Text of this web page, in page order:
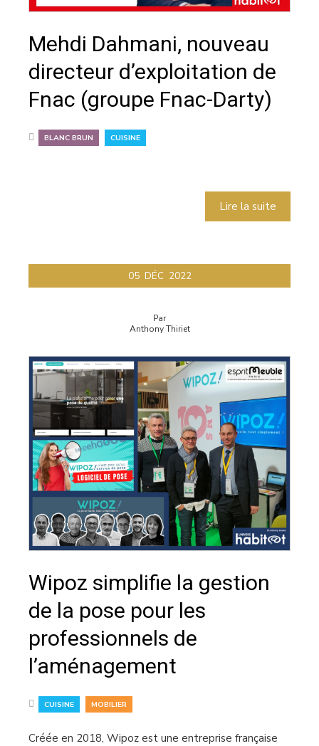
Mehdi Dahmani, nouveau
directeur d’exploitation de
Fnac (groupe Fnac-Darty)
BLANC BRUN CUISINE
Lire la suite
05 DÉC 2022
Par
Anthony Thiriet
Wipoz simplifie la gestion
de la pose pour les
professionnels de
l’aménagement
CUISINE MOBILIER
Créée en 2018, Wipoz est une entreprise française